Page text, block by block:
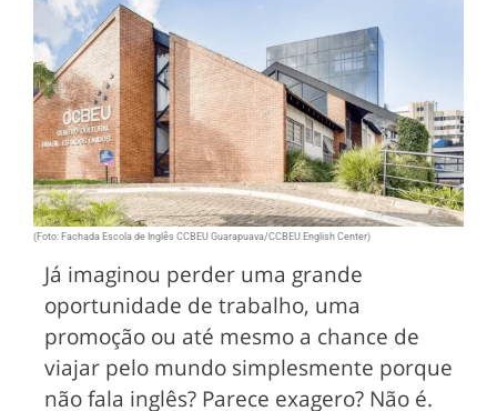
(Foto: Fachada Escola de Inglês CCBEU Guarapuava/CCBEU English Center)
Já imaginou perder uma grande
oportunidade de trabalho, uma
promoção ou até mesmo a chance de
viajar pelo mundo simplesmente porque
não fala inglês? Parece exagero? Não é.